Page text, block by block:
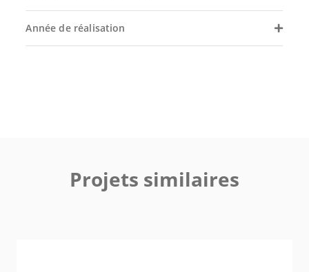
Année de réalisation
Projets similaires